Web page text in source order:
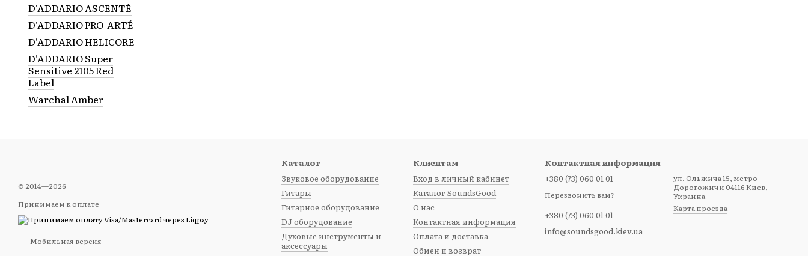
D'ADDARIO ASCENTÉ
D'ADDARIO PRO-ARTÉ
D'ADDARIO HELICORE
D'ADDARIO Super
Sensitive 2105 Red
Label
Warchal Amber
© 2014—2026
Принимаем к оплате
Мобильная версия
Каталог
Звуковое оборудование
Гитары
Гитарное оборудование
DJ оборудование
Духовые инструменты и
аксессуары
Клиентам
Вход в личный кабинет
Каталог SoundsGood
О нас
Контактная информация
Оплата и доставка
Обмен и возврат
Контактная информация
+380 (73) 060 01 01
Перезвонить вам?
+380 (73) 060 01 01
info@soundsgood.kiev.ua
ул. Ольжича 15, метро
Дорогожичи 04116 Киев,
Украина
Карта проезда